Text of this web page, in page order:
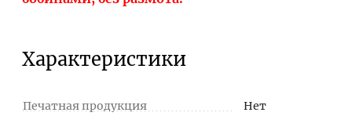
Характеристики
Печатная продукция Нет